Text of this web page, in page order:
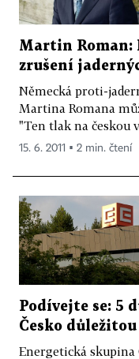
Martin Roman:
zrušení
Německá proti-
Martina Romana
"Ten tlak na českou
15. 6. 2011 ▪ 2 min. čtení
Podívejte se: 5
Česko
Energetická